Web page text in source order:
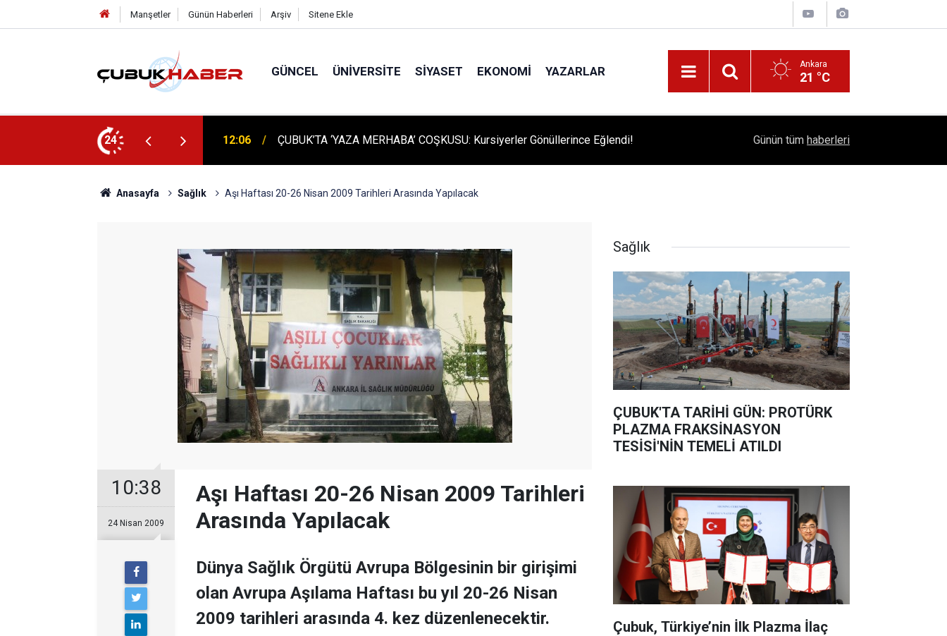
Manşetler Günün Haberleri Arşiv Sitene Ekle
GÜNCEL ÜNIVERSITE SIYASET EKONOMI YAZARLAR Ankara
21 °C
24
Eranıl Vizyonu 12:06 ÇUBUK’TA ‘YAZA MERHABA’ COŞKUSU: Kursiyerler Gönüllerince Eğlendi! 1504 Kep, Tek Bir Hedef: Bilim Kenti Çubuk
Günün tüm haberleri
Anasayfa Sağlık Aşı Haftası 20-26 Nisan 2009 Tarihleri Arasında Yapılacak
10:38
24 Nisan 2009
Aşı Haftası 20-26 Nisan 2009 Tarihleri
Arasında Yapılacak
Dünya Sağlık Örgütü Avrupa Bölgesinin bir girişimi
olan Avrupa Aşılama Haftası bu yıl 20-26 Nisan
2009 tarihleri arasında 4. kez düzenlenecektir.
Sağlık
ÇUBUK'TA TARİHİ GÜN: PROTÜRK
PLAZMA FRAKSİNASYON
TESİSİ'NİN TEMELİ ATILDI
Çubuk, Türkiye’nin İlk Plazma İlaç